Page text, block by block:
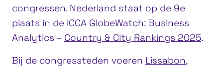
congressen. Nederland staat op de 9e
plaats in de ICCA GlobeWatch: Business
Analytics – Country & City Rankings 2025.
Bij de congressteden voeren Lissabon,